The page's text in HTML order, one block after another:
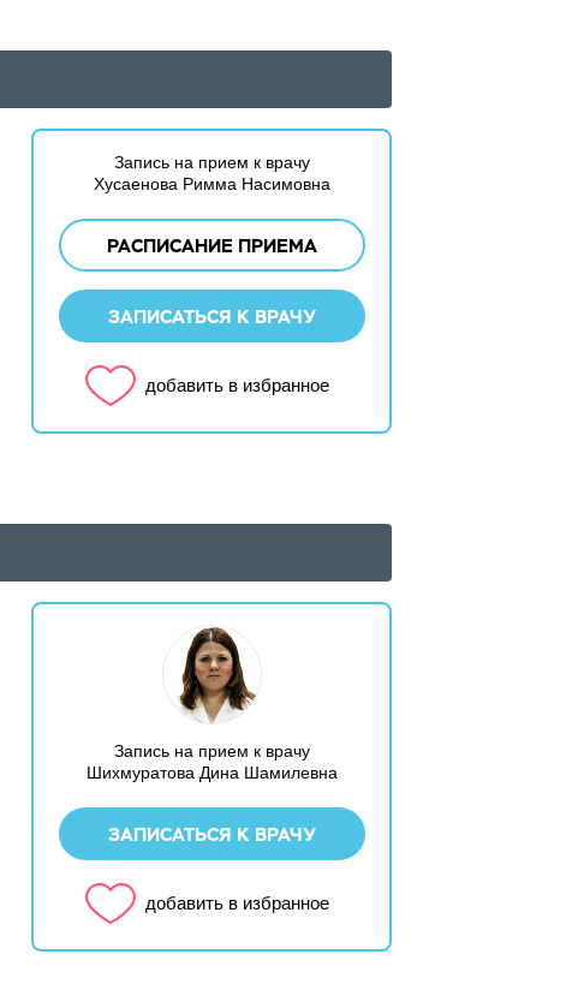
Запись на прием к врачу
Хусаенова Римма Насимовна
РАСПИСАНИЕ ПРИЕМА
ЗАПИСАТЬСЯ К ВРАЧУ
добавить в избранное
Запись на прием к врачу
Шихмуратова Дина Шамилевна
ЗАПИСАТЬСЯ К ВРАЧУ
добавить в избранное